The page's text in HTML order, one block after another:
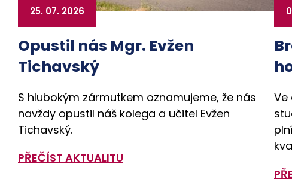
Opustil nás Mgr. Evžen
Tichavský
25. 07. 2026
S hlubokým zármutkem oznamujeme, že nás
navždy opustil náš kolega a učitel Evžen
Tichavský.
PŘEČÍST AKTUALITU
Ve